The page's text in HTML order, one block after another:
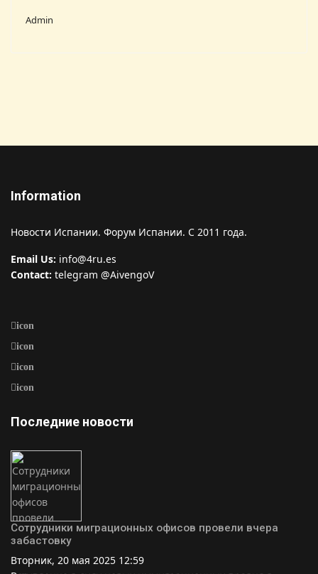
Admin
Information
Новости Испании. Форум Испании. С 2011 года.
Email Us: info@4ru.es
Contact: telegram @AivengoV
icon
icon
icon
icon
Последние новости
Сотрудники миграционных офисов провели вчера
забастовку
Вторник, 20 мая 2025 12:59